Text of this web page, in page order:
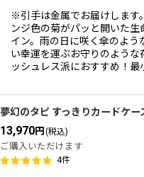
※引手は金属でお届けします
ンジ色の菊がパッと開いた生
イン。雨の日に咲く傘のよう
い幸運を運ぶお守りのような
ッシュレス派におすすめ！最
夢幻のタピ すっきりカードケー
13,970円 (税込)
ご購入いただけます
4件